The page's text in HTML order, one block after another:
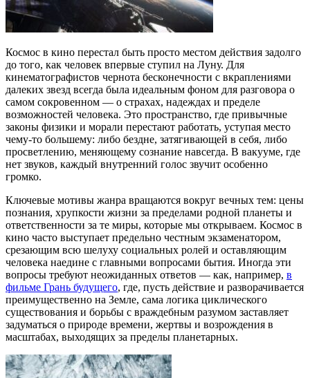
Космос в кино перестал быть просто местом действия задолго
до того, как человек впервые ступил на Луну. Для
кинематографистов чернота бесконечности с вкраплениями
далеких звезд всегда была идеальным фоном для разговора о
самом сокровенном — о страхах, надеждах и пределе
возможностей человека. Это пространство, где привычные
законы физики и морали перестают работать, уступая место
чему-то большему: либо бездне, затягивающей в себя, либо
просветлению, меняющему сознание навсегда. В вакууме, где
нет звуков, каждый внутренний голос звучит особенно
громко.
Ключевые мотивы жанра вращаются вокруг вечных тем: цены
познания, хрупкости жизни за пределами родной планеты и
ответственности за те миры, которые мы открываем. Космос в
кино часто выступает предельно честным экзаменатором,
срезающим всю шелуху социальных ролей и оставляющим
человека наедине с главными вопросами бытия. Иногда эти
вопросы требуют неожиданных ответов — как, например, в
фильме Грань будущего, где, пусть действие и разворачивается
преимущественно на Земле, сама логика циклического
существования и борьбы с враждебным разумом заставляет
задуматься о природе времени, жертвы и возрождения в
масштабах, выходящих за пределы планетарных.